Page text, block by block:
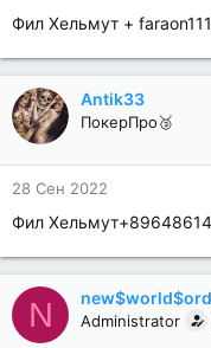
Фил Хельмут +
Antik33
ПокерПро🥉
28 Сен 2022
Фил
N Administrator